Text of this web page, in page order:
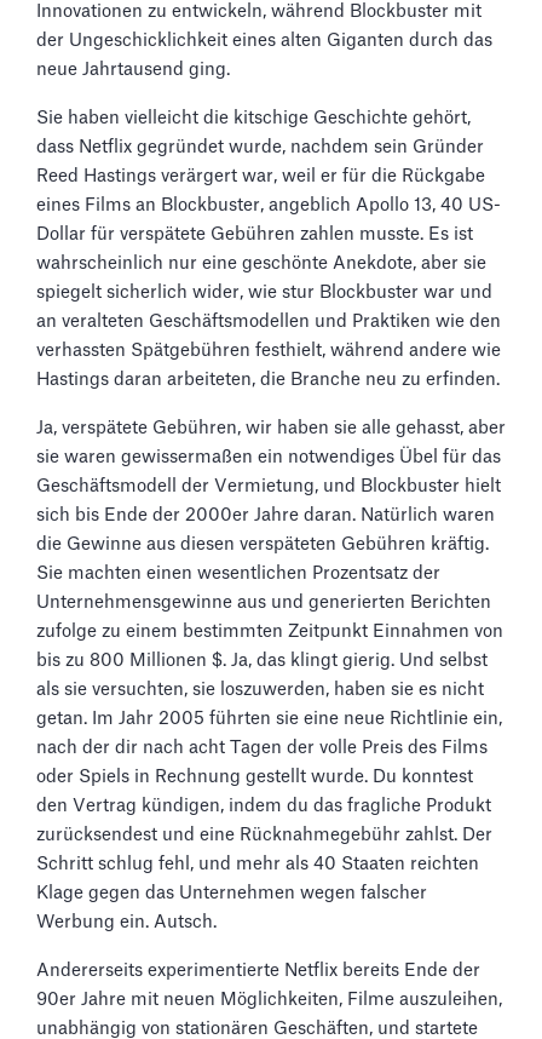
Innovationen zu entwickeln, während Blockbuster mit
der Ungeschicklichkeit eines alten Giganten durch das
neue Jahrtausend ging.
Sie haben vielleicht die kitschige Geschichte gehört,
dass Netflix gegründet wurde, nachdem sein Gründer
Reed Hastings verärgert war, weil er für die Rückgabe
eines Films an Blockbuster, angeblich Apollo 13, 40 US-
Dollar für verspätete Gebühren zahlen musste. Es ist
wahrscheinlich nur eine geschönte Anekdote, aber sie
spiegelt sicherlich wider, wie stur Blockbuster war und
an veralteten Geschäftsmodellen und Praktiken wie den
verhassten Spätgebühren festhielt, während andere wie
Hastings daran arbeiteten, die Branche neu zu erfinden.
Ja, verspätete Gebühren, wir haben sie alle gehasst, aber
sie waren gewissermaßen ein notwendiges Übel für das
Geschäftsmodell der Vermietung, und Blockbuster hielt
sich bis Ende der 2000er Jahre daran. Natürlich waren
die Gewinne aus diesen verspäteten Gebühren kräftig.
Sie machten einen wesentlichen Prozentsatz der
Unternehmensgewinne aus und generierten Berichten
zufolge zu einem bestimmten Zeitpunkt Einnahmen von
bis zu 800 Millionen $. Ja, das klingt gierig. Und selbst
als sie versuchten, sie loszuwerden, haben sie es nicht
getan. Im Jahr 2005 führten sie eine neue Richtlinie ein,
nach der dir nach acht Tagen der volle Preis des Films
oder Spiels in Rechnung gestellt wurde. Du konntest
den Vertrag kündigen, indem du das fragliche Produkt
zurücksendest und eine Rücknahmegebühr zahlst. Der
Schritt schlug fehl, und mehr als 40 Staaten reichten
Klage gegen das Unternehmen wegen falscher
Werbung ein. Autsch.
Andererseits experimentierte Netflix bereits Ende der
90er Jahre mit neuen Möglichkeiten, Filme auszuleihen,
unabhängig von stationären Geschäften, und startete